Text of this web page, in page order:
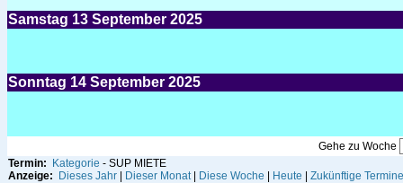
Samstag 13 September 2025
Sonntag 14 September 2025
Gehe zu Woche
Termin:
Kategorie - SUP MIETE
Anzeige:
Dieses Jahr Dieser Monat| Diese Woche Heute Zukünftige Termine